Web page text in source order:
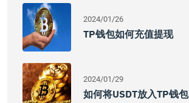
2024/01/26
TP钱包如何充值提现
2024/01/29
如何将USDT放入TP钱包